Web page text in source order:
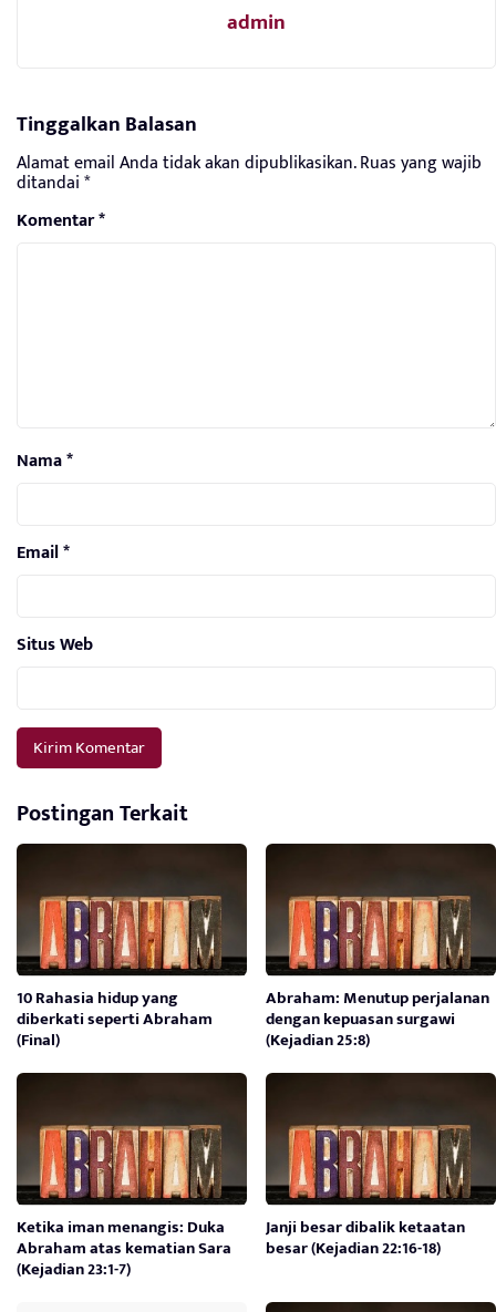
admin
Tinggalkan Balasan
Alamat email Anda tidak akan dipublikasikan.Ruas yang wajib
ditandai*
Komentar*
Nama*
Email*
Situs Web
Postingan Terkait
10 Rahasia hidup yang
diberkati seperti Abraham
(Final)
Abraham: Menutup perjalanan
dengan kepuasan surgawi
(Kejadian 25:8)
Ketika iman menangis: Duka
Abraham atas kematian Sara
(Kejadian 23:1-7)
Janji besar dibalik ketaatan
besar (Kejadian 22:16-18)